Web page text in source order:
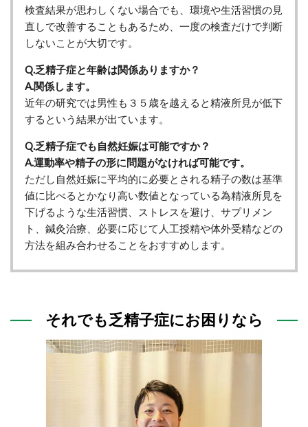
検査結果が思わしくない場合でも、環境や生活習慣の見
直しで改善することもあるため、一度の検査だけで判断
しないことが大切です。
Q.乏精子症と年齢は関係ありますか？
A.関係します。
近年の研究では男性も３５歳を越えると精液所見が低下
するという結果が出ています。
Q.乏精子症でも自然妊娠は可能ですか？
A.運動率や精子の形に問題がなければ可能です。
ただし自然妊娠に平均的に必要とされる精子の数は基準
値に比べるとかなり高い数値となっている為精液所見を
下げるような生活習慣、ストレスを避け、サプリメン
ト、鍼灸治療、必要に応じて人工授精や体外受精などの
方法を組み合わせることをおすすめします。
それでも乏精子症にお困りなら